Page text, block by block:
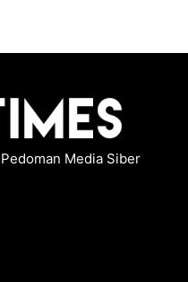
Pedoman Media Siber